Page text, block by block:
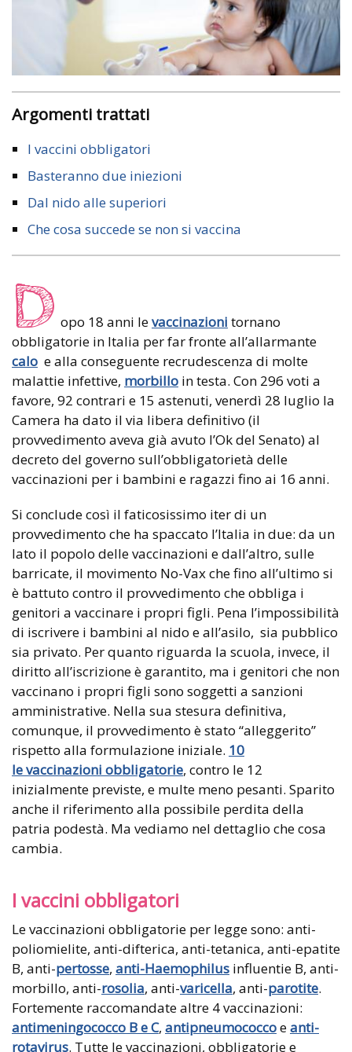
Argomenti trattati
I vaccini obbligatori
Basteranno due iniezioni
Dal nido alle superiori
Che cosa succede se non si vaccina
D opo 18 anni levaccinazioni tornano
obbligatorie in Italia per far fronte all’allarmante
calo e alla conseguente recrudescenza di molte
malattie infettive, morbillo in testa. Con 296 voti a
favore, 92 contrari e 15 astenuti, venerdì 28 luglio la
Camera ha dato il via libera definitivo (il
provvedimento aveva già avuto l’Ok del Senato) al
decreto del governo sull’obbligatorietà delle
vaccinazioni per i bambini e ragazzi fino ai 16 anni.
Si conclude così il faticosissimo iter di un
provvedimento che ha spaccato l’Italia in due: da un
lato il popolo delle vaccinazioni e dall’altro, sulle
barricate, il movimento No-Vax che fino all’ultimo si
è battuto contro il provvedimento che obbliga i
genitori a vaccinare i propri figli. Pena l’impossibilità
di iscrivere i bambini al nido e all’asilo, sia pubblico
sia privato. Per quanto riguarda la scuola, invece, il
diritto all’iscrizione è garantito, ma i genitori che non
vaccinano i propri figli sono soggetti a sanzioni
amministrative. Nella sua stesura definitiva,
comunque, il provvedimento è stato “alleggerito”
rispetto alla formulazione iniziale. 10
le vaccinazioni obbligatorie, contro le 12
inizialmente previste, e multe meno pesanti. Sparito
anche il riferimento alla possibile perdita della
patria podestà. Ma vediamo nel dettaglio che cosa
cambia.
I vaccini obbligatori
Le vaccinazioni obbligatorie per legge sono: anti-
poliomielite, anti-difterica, anti-tetanica, anti-epatite
B, anti-pertosse, anti-Haemophilus influentie B, anti-
morbillo, anti-rosolia, anti-varicella, anti-parotite.
Fortemente raccomandate altre 4 vaccinazioni:
antimeningococco B e C, antipneumococcoeanti-
rotavirus. Tutte le vaccinazioni, obbligatorie e